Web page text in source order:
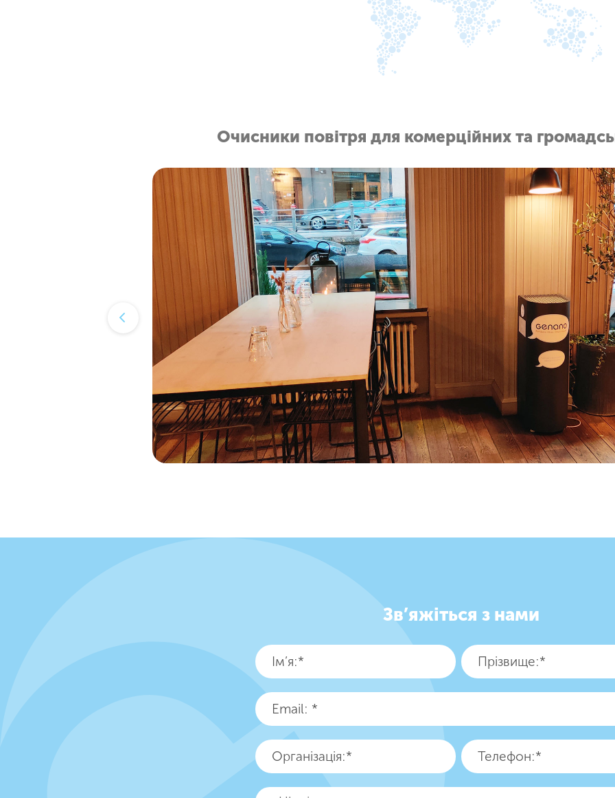
Очисники повітря для комерційних та
Зв’яжіться з нами